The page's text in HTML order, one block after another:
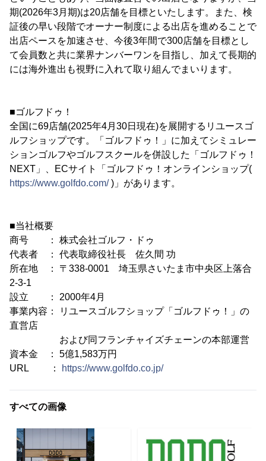
期(2026年3月期)は20店舗を目標といたします。また、検
証後の早い段階でオーナー制度による出店を進めることで
出店ペースを加速させ、今後3年間で300店舗を目標とし
て会員数と共に業界ナンバーワンを目指し、加えて長期的
には海外進出も視野に入れて取り組んでまいります。
■ゴルフドゥ！
全国に69店舗(2025年4月30日現在)を展開するリユースゴ
ルフショップです。「ゴルフドゥ！」に加えてシミュレー
ションゴルフやゴルフスクールを併設した「ゴルフドゥ！
NEXT」、ECサイト「ゴルフドゥ！オンラインショップ(
https://www.golfdo.com/)」があります。
■当社概要
商号 ： 株式会社ゴルフ・ドゥ
代表者 ： 代表取締役社長 佐久間 功
所在地 ： 〒338-0001 埼玉県さいたま市中央区上落合
2-3-1
設立 ： 2000年4月
事業内容： リユースゴルフショップ「ゴルフドゥ！」の
直営店
および同フランチャイズチェーンの本部運営
資本金 ： 5億1,583万円
URL ：
https://www.golfdo.co.jp/
すべての画像